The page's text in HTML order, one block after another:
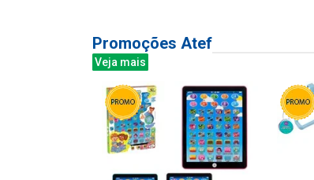
Promoções Atef
Veja mais